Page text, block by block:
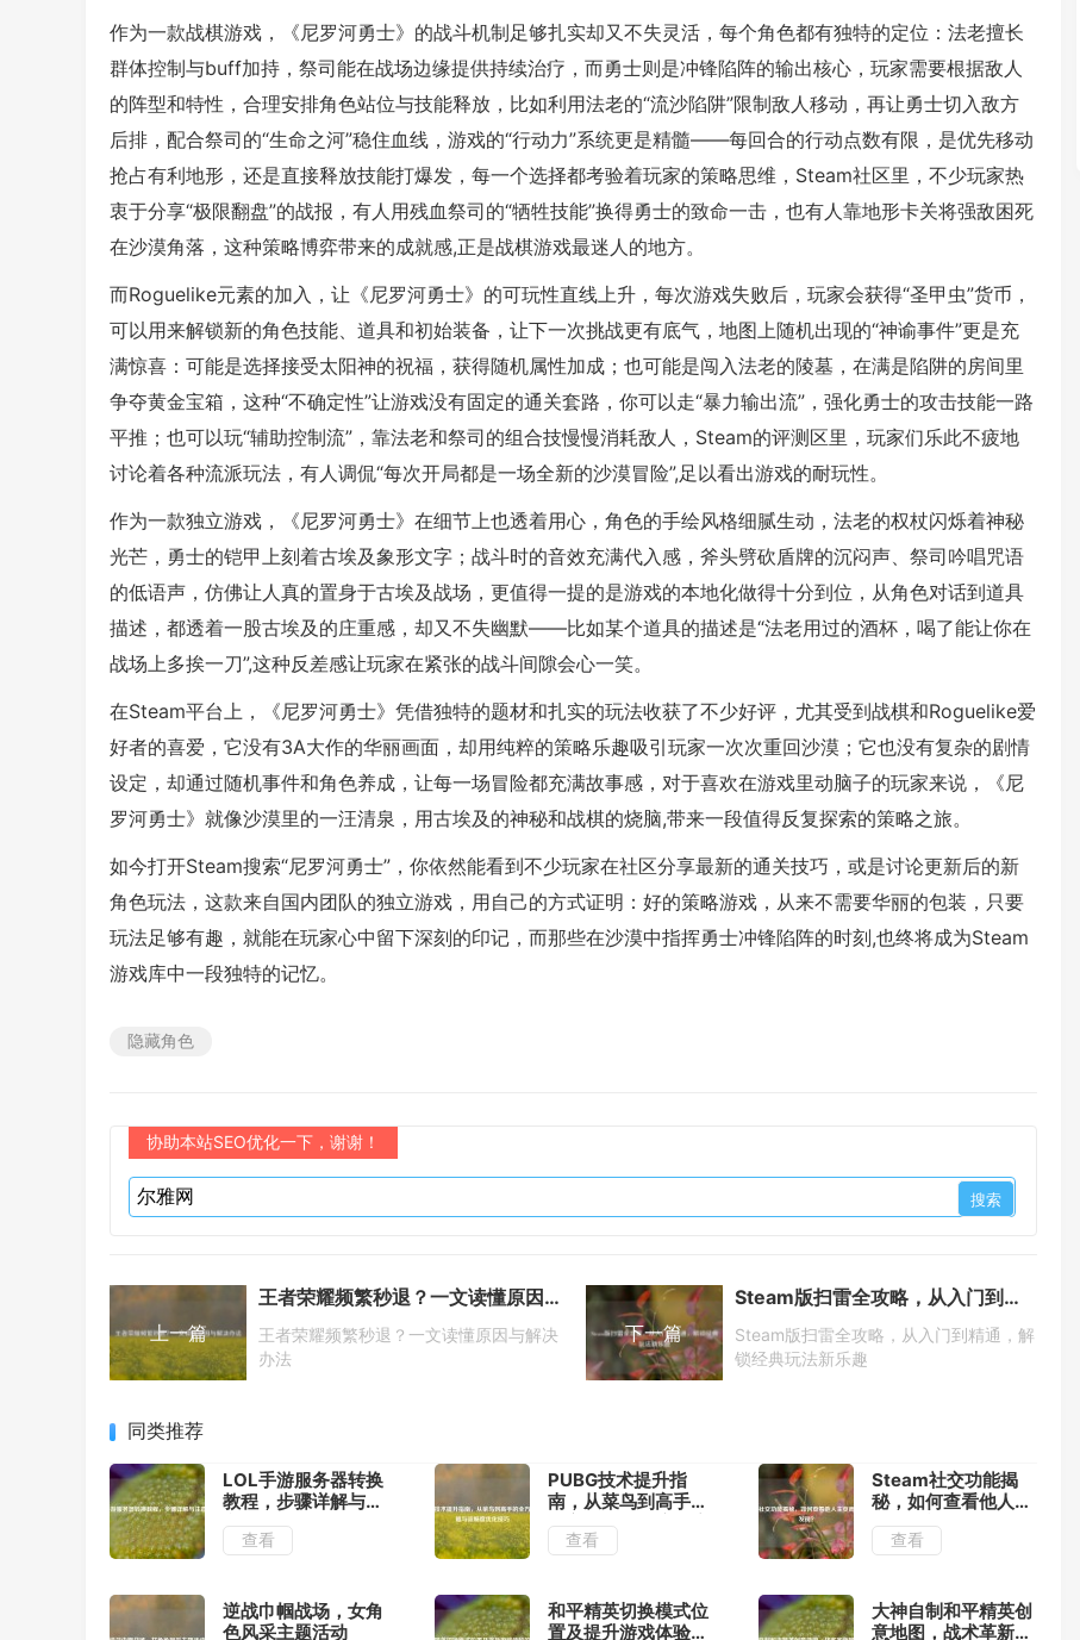
作为一款战棋游戏，《尼罗河勇士》的战斗机制足够扎实却又不失灵活，每个角色都有独特的定位：法老擅长
群体控制与buff加持，祭司能在战场边缘提供持续治疗，而勇士则是冲锋陷阵的输出核心，玩家需要根据敌人
的阵型和特性，合理安排角色站位与技能释放，比如利用法老的“流沙陷阱”限制敌人移动，再让勇士切入敌方
后排，配合祭司的“生命之河”稳住血线，游戏的“行动力”系统更是精髓——每回合的行动点数有限，是优先移动
抢占有利地形，还是直接释放技能打爆发，每一个选择都考验着玩家的策略思维，Steam社区里，不少玩家热
衷于分享“极限翻盘”的战报，有人用残血祭司的“牺牲技能”换得勇士的致命一击，也有人靠地形卡关将强敌困死
在沙漠角落，这种策略博弈带来的成就感,正是战棋游戏最迷人的地方。
而Roguelike元素的加入，让《尼罗河勇士》的可玩性直线上升，每次游戏失败后，玩家会获得“圣甲虫”货币，
可以用来解锁新的角色技能、道具和初始装备，让下一次挑战更有底气，地图上随机出现的“神谕事件”更是充
满惊喜：可能是选择接受太阳神的祝福，获得随机属性加成；也可能是闯入法老的陵墓，在满是陷阱的房间里
争夺黄金宝箱，这种“不确定性”让游戏没有固定的通关套路，你可以走“暴力输出流”，强化勇士的攻击技能一路
平推；也可以玩“辅助控制流”，靠法老和祭司的组合技慢慢消耗敌人，Steam的评测区里，玩家们乐此不疲地
讨论着各种流派玩法，有人调侃“每次开局都是一场全新的沙漠冒险”,足以看出游戏的耐玩性。
作为一款独立游戏，《尼罗河勇士》在细节上也透着用心，角色的手绘风格细腻生动，法老的权杖闪烁着神秘
光芒，勇士的铠甲上刻着古埃及象形文字；战斗时的音效充满代入感，斧头劈砍盾牌的沉闷声、祭司吟唱咒语
的低语声，仿佛让人真的置身于古埃及战场，更值得一提的是游戏的本地化做得十分到位，从角色对话到道具
描述，都透着一股古埃及的庄重感，却又不失幽默——比如某个道具的描述是“法老用过的酒杯，喝了能让你在
战场上多挨一刀”,这种反差感让玩家在紧张的战斗间隙会心一笑。
在Steam平台上，《尼罗河勇士》凭借独特的题材和扎实的玩法收获了不少好评，尤其受到战棋和Roguelike爱
好者的喜爱，它没有3A大作的华丽画面，却用纯粹的策略乐趣吸引玩家一次次重回沙漠；它也没有复杂的剧情
设定，却通过随机事件和角色养成，让每一场冒险都充满故事感，对于喜欢在游戏里动脑子的玩家来说，《尼
罗河勇士》就像沙漠里的一汪清泉，用古埃及的神秘和战棋的烧脑,带来一段值得反复探索的策略之旅。
如今打开Steam搜索“尼罗河勇士”，你依然能看到不少玩家在社区分享最新的通关技巧，或是讨论更新后的新
角色玩法，这款来自国内团队的独立游戏，用自己的方式证明：好的策略游戏，从来不需要华丽的包装，只要
玩法足够有趣，就能在玩家心中留下深刻的印记，而那些在沙漠中指挥勇士冲锋陷阵的时刻,也终将成为Steam
游戏库中一段独特的记忆。
隐藏角色
协助本站SEO优化一下，谢谢！
上一篇
王者荣耀频繁秒退？一文读懂原因与解决办法
王者荣耀频繁秒退？一文读懂原因与解决
办法
下一篇
Steam版扫雷全攻略，从入门到精通，解锁经典玩法新乐趣
Steam版扫雷全攻略，从入门到精通，解
锁经典玩法新乐趣
同类推荐
LOL手游服务器转换
教程，步骤详解与注
意事项
查看
PUBG技术提升指
南，从菜鸟到高手的
全方位攻略与流畅度
优化技巧
查看
Steam社交功能揭
秘，如何查看他人主
页而不被发现？
查看
逆战巾帼战场，女角
色风采主题活动
和平精英切换模式位
置及提升游戏体验的
大神自制和平精英创
意地图，战术革新颠